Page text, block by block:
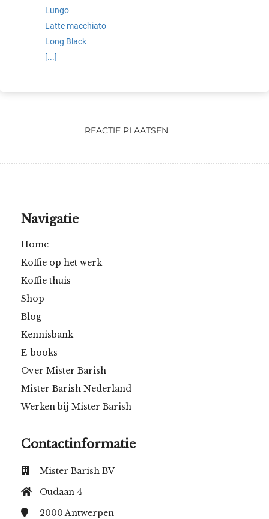
Lungo
Latte macchiato
Long Black
[...]
REACTIE PLAATSEN
Navigatie
Home
Koffie op het werk
Koffie thuis
Shop
Blog
Kennisbank
E-books
Over Mister Barish
Mister Barish Nederland
Werken bij Mister Barish
Contactinformatie
Mister Barish BV
Oudaan 4
2000Antwerpen
Hierdoor